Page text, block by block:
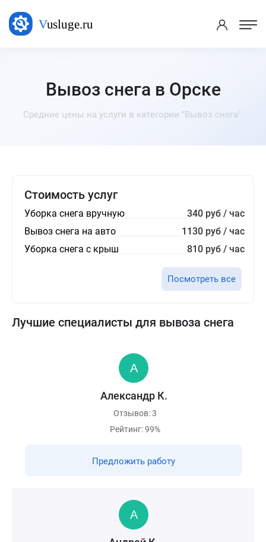
Вывоз снега в Орске
Средние цены на услуги в категории "Вывоз снега".
Стоимость услуг
Уборка снега вручную
340 руб / час
Вывоз снега на авто
1130 руб / час
Уборка снега с крыш
810 руб / час
Посмотреть все
Лучшие специалисты для вывоза снега
Александр К.
Отзывов: 3
Рейтинг: 99%
Предложить работу